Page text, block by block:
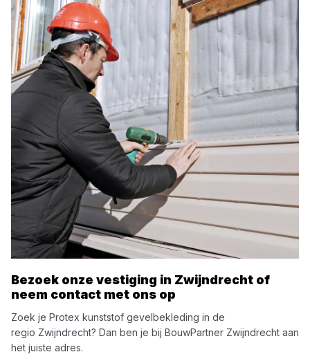
Bezoek onze vestiging in Zwijndrecht of
neem contact met ons op
Zoek je Protex kunststof gevelbekleding in de
regio Zwijndrecht? Dan ben je bij BouwPartner Zwijndrecht aan
het juiste adres.